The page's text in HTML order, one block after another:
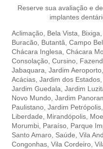
Reserve sua avaliação e
implantes
Aclimação, Bela Vista, Bixiga,
Buracão, Butantâ, Campo
Chácara Inglesa, Chácara
Consolação, Cursino,
Jabaquara, Jardim Aeroporto,
Acácias, Jardim dos Estados,
Jardim Guedala, Jardim
Novo Mundo, Jardim
Paulistano, Jardim Petrópolis,
Liberdade, Mirandópolis,
Morumbi, Paraíso, Parque
Santo Amaro, Saúde, Vila
Congonhas, Vila Cordeiro,